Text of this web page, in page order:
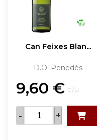
Can Feixes Blan...
D.O. Penedés
9,60 € c/u
- +